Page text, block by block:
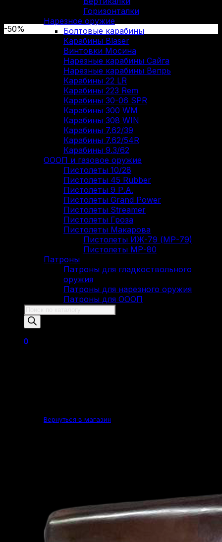
Горизонталки
Нарезное оружие
Болтовые карабины
Карабины Blaser
Винтовки Мосина
Нарезные карабины Сайга
Нарезные карабины Вепрь
Карабины 22 LR
Карабины 223 Rem
Карабины 30-06 SPR
Карабины 300 WM
Карабины 308 WIN
Карабины 7.62/39
Карабины 7.62/54R
Карабины 9.3/62
ОООП и газовое оружие
Пистолеты 10/28
Пистолеты 45 Rubber
Пистолеты 9 Р.А.
Пистолеты Grand Power
Пистолеты Streamer
Пистолеты Гроза
Пистолеты Макарова
Пистолеты ИЖ-79 (МР-79)
Пистолеты МР-80
Патроны
Патроны для гладкоствольного
оружия
Патроны для нарезного оружия
Патроны для ОООП
Поиск
товаров
0
Вернуться в магазин
-50%